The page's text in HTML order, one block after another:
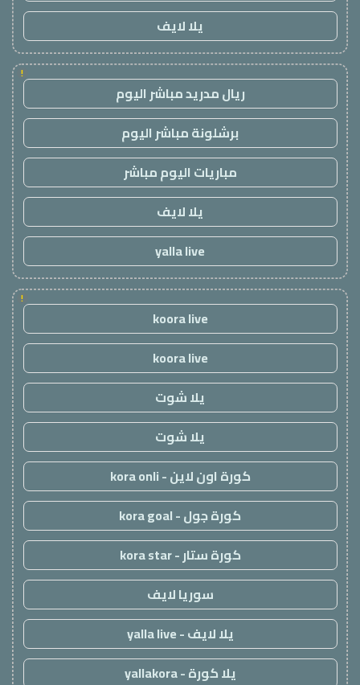
يلا لايف
!
ريال مدريد مباشر اليوم
برشلونة مباشر اليوم
مباريات اليوم مباشر
يلا لايف
yalla live
!
koora live
koora live
يلا شوت
يلا شوت
كورة اون لاين - kora onli
كورة جول - kora goal
كورة ستار - kora star
سوريا لايف
يلا لايف - yalla live
يلا كورة - yallakora